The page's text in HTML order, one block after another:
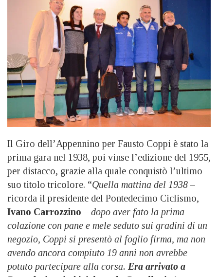
Il Giro dell’Appennino per Fausto Coppi è stato la
prima gara nel 1938, poi vinse l’edizione del 1955,
per distacco, grazie alla quale conquistò l’ultimo
suo titolo tricolore. “Quella mattina del 1938 –
ricorda il presidente del Pontedecimo Ciclismo,
Ivano Carrozzino – dopo aver fato la prima
colazione con pane e mele seduto sui gradini di un
negozio, Coppi si presentò al foglio firma, ma non
avendo ancora compiuto 19 anni non avrebbe
potuto partecipare alla corsa. Era arrivato a